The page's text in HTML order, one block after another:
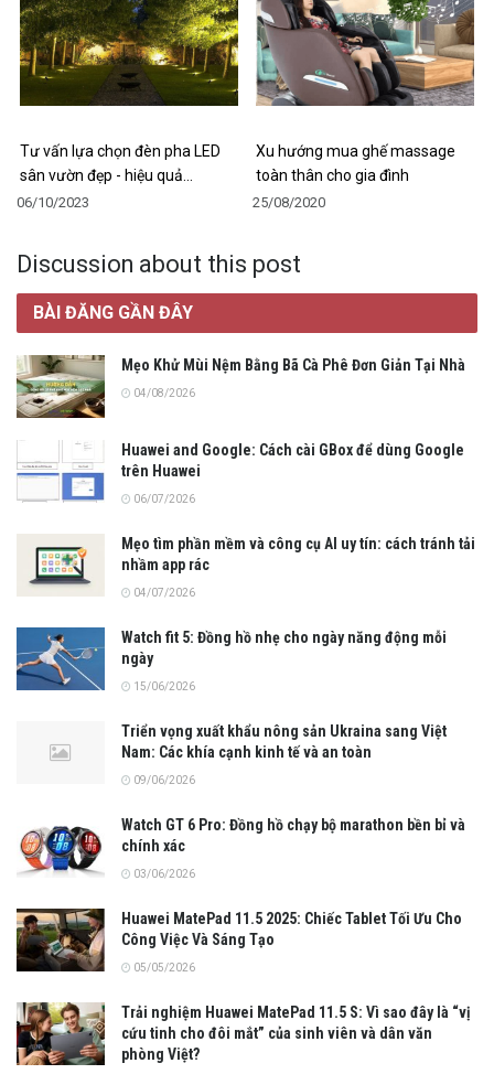
Tư vấn lựa chọn đèn pha LED
sân vườn đẹp - hiệu quả…
06/10/2023
Xu hướng mua ghế massage
toàn thân cho gia đình
25/08/2020
Discussion about this post
BÀI ĐĂNG GẦN ĐÂY
Mẹo Khử Mùi Nệm Bằng Bã Cà Phê Đơn Giản Tại Nhà
04/08/2026
Huawei and Google: Cách cài GBox để dùng Google
trên Huawei
06/07/2026
Mẹo tìm phần mềm và công cụ AI uy tín: cách tránh tải
nhầm app rác
04/07/2026
Watch fit 5: Đồng hồ nhẹ cho ngày năng động mỗi
ngày
15/06/2026
Triển vọng xuất khẩu nông sản Ukraina sang Việt
Nam: Các khía cạnh kinh tế và an toàn
09/06/2026
Watch GT 6 Pro: Đồng hồ chạy bộ marathon bền bỉ và
chính xác
03/06/2026
Huawei MatePad 11.5 2025: Chiếc Tablet Tối Ưu Cho
Công Việc Và Sáng Tạo
05/05/2026
Trải nghiệm Huawei MatePad 11.5 S: Vì sao đây là “vị
cứu tinh cho đôi mắt” của sinh viên và dân văn
phòng Việt?